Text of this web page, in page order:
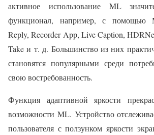
активное использование ML
функционал, например, с помощью
Reply, Recorder App, Live Caption,
Take и т. д. Большинство из них
становятся популярными среди
свою востребованность.
Функция адаптивной яркости
возможности ML. Устройство
пользователя с ползунком яркости